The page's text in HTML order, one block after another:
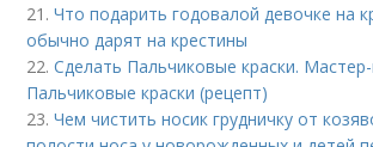
21.Что подарить годовалой девочке на
обычно дарят на крестины
22.Сделать Пальчиковые краски. Мастер-
Пальчиковые краски (рецепт)
23.Чем чистить носик грудничку от